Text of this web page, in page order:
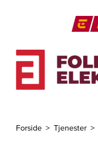
Forside Tjenester